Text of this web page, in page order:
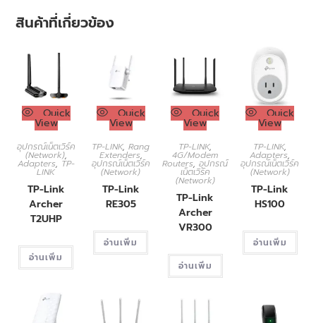
สินค้าที่เกี่ยวข้อง
Quick
View
อุปกรณ์เน็ตเวิร์ค
(Network),
Adapters, TP-
LINK
TP-Link
Archer
T2UHP
อ่านเพิ่ม
Quick
View
TP-LINK,Rang
Extenders,
อุปกรณ์เน็ตเวิร์ค
(Network)
TP-Link
RE305
อ่านเพิ่ม
Quick
View
TP-LINK,
4G/Modem
Routers,อุปกรณ์
เน็ตเวิร์ค
(Network)
TP-Link
Archer
VR300
อ่านเพิ่ม
Quick
View
TP-LINK,
Adapters,
อุปกรณ์เน็ตเวิร์ค
(Network)
TP-Link
HS100
อ่านเพิ่ม